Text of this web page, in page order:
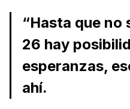
“Hasta que no
26 hay
esperanzas,
ahí.